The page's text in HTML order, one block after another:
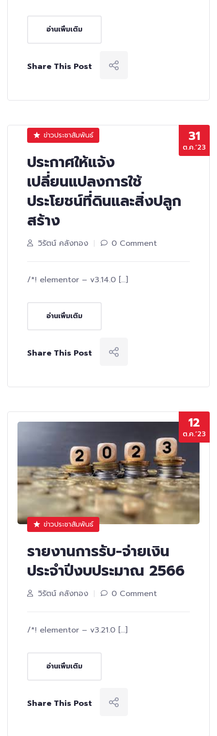
อ่านเพิ่มเติม
Share This Post
31
ต.ค.’23
ข่าวประชาสัมพันธ์
ประกาศให้แจ้ง
เปลี่ยนแปลงการใช้
ประโยชน์ที่ดินและสิ่งปลูก
สร้าง
วิรัตน์ คลังทอง 0 Comment
/*! elementor – v3.14.0 […]
อ่านเพิ่มเติม
Share This Post
12
ต.ค.’23
ข่าวประชาสัมพันธ์
รายงานการรับ-จ่ายเงิน
ประจำปีงบประมาณ 2566
วิรัตน์ คลังทอง 0 Comment
/*! elementor – v3.21.0 […]
อ่านเพิ่มเติม
Share This Post